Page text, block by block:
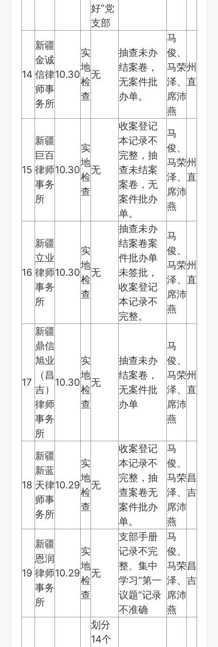
好”党
支部
14
新疆
金诚
信律
师事
务所
10.30
实
地
检
查
无
抽查未办
结案卷，
无案件批
办单。
马
俊、
马荣
泽、
席沛
燕
州
直
15
新疆
巨百
律师
事务
所
10.30
实
地
检
查
无
收案登记
本记录不
完整，抽
查未结案
案卷，无
案件批办
单。
马
俊、
马荣
泽、
席沛
燕
州
直
16
新疆
立业
律师
事务
所
10.30
实
地
检
查
无
抽查未办
结案卷案
件批办单
未签批，
收案登记
本记录不
完整。
马
俊、
马荣
泽、
席沛
燕
州
直
17
新疆
鼎信
旭业
（昌
吉）
律师
事务
所
10.30
实
地
检
查
无
抽查未办
结案卷，
无案件批
办单
马
俊、
马荣
泽、
席沛
燕
州
直
18
新疆
新蓝
天律
师事
务所
10.29
实
地
检
查
无
收案登记
本记录不
完整，抽
查案卷无
案件批办
单。
马
俊、
马荣
泽、
席沛
燕
昌
吉
19
新疆
恩润
律师
事务
所
10.29
实
地
检
查
无
支部手册
记录不完
整、集中
学习“第一
议题”记录
不准确
马
俊、
马荣
泽、
席沛
燕
昌
吉
划分
14个